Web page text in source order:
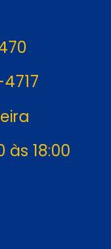
às 18:00